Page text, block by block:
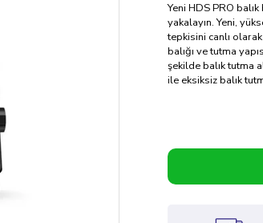
Yeni HDS PRO
yakalayın. Yeni,
tepkisini canlı
balığı ve tutma
şekilde balık tutma
ile eksiksiz balık